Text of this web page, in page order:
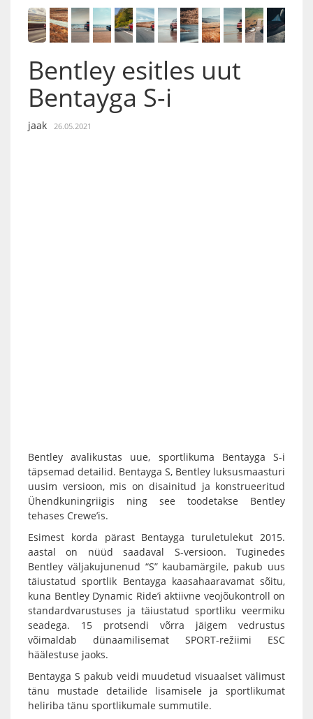
Bentley esitles uut
Bentayga S-i
jaak 26.05.2021
Bentley avalikustas uue, sportlikuma Bentayga S-i
täpsemad detailid. Bentayga S, Bentley luksusmaasturi
uusim versioon, mis on disainitud ja konstrueeritud
Ühendkuningriigis ning see toodetakse Bentley
tehases Crewe’is.
Esimest korda pärast Bentayga turuletulekut 2015.
aastal on nüüd saadaval S-versioon. Tuginedes
Bentley väljakujunenud “S” kaubamärgile, pakub uus
täiustatud sportlik Bentayga kaasahaaravamat sõitu,
kuna Bentley Dynamic Ride’i aktiivne veojõukontroll on
standardvarustuses ja täiustatud sportliku veermiku
seadega. 15 protsendi võrra jäigem vedrustus
võimaldab dünaamilisemat SPORT-režiimi ESC
häälestuse jaoks.
Bentayga S pakub veidi muudetud visuaalset välimust
tänu mustade detailide lisamisele ja sportlikumat
heliriba tänu sportlikumale summutile.